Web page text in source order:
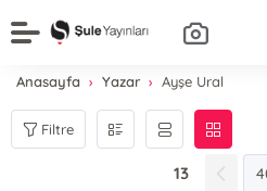
Anasayfa Yazar Ayşe Ural
Filtre
13